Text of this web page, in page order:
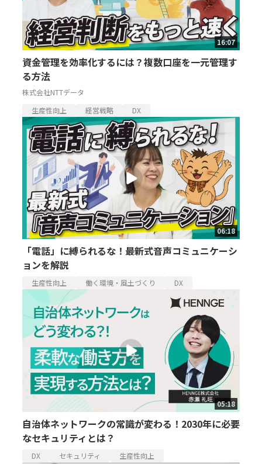
16:07
資金管理を効率化するには？複数口座を一元管理す
る方法
株式会社NTTデータ
生産性向上
経営戦略 DX
06:18
「電話」に縛られるな！最新式音声コミュニケーシ
ョンを解説
生産性向上 働く環境・風土づくり DX
05:18
自治体ネットワークの常識が変わる！2030年に必要
なセキュリティとは？
DX セキュリティ 生産性向上